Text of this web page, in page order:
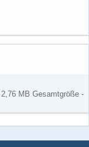
MB Gesamtgröße -